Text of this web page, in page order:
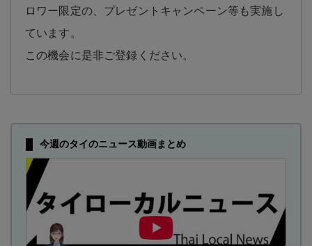
ロワー限定の、プレゼントキャンペーン等も実施し
ています。
この機会に是非ご登録ください。
今週のタイのニュース動画まとめ